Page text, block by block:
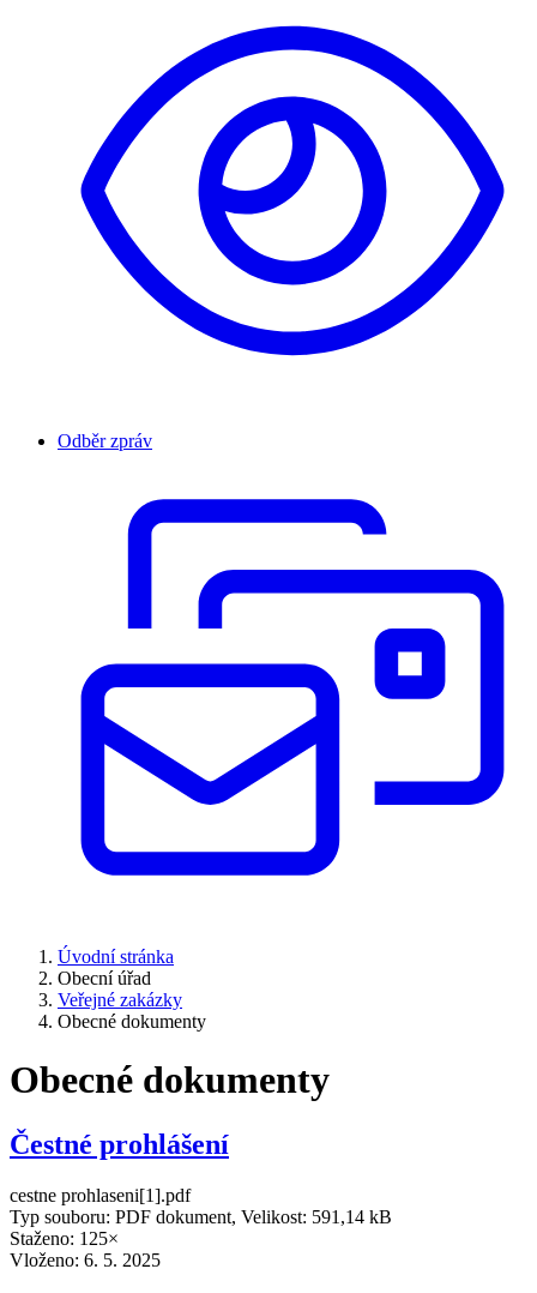
Odběr zpráv
Úvodní stránka
Obecní úřad
Veřejné zakázky
Obecné dokumenty
Obecné dokumenty
Čestné prohlášení
cestne prohlaseni[1].pdf
Typ souboru: PDF dokument, Velikost: 591,14 kB
Staženo: 125×
Vloženo: 6. 5. 2025